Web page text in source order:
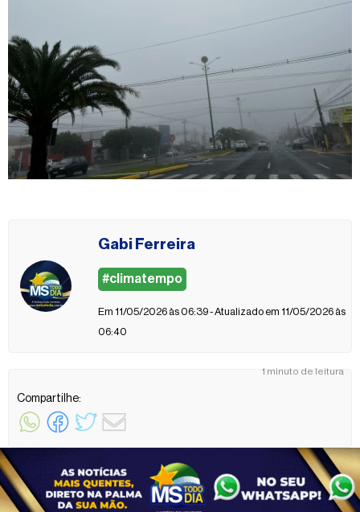
1 minuto de leitura
Gabi Ferreira
#climatempo
Em 11/05/2026 às 06:39 - Atualizado em 11/05/2026 às
06:40
Compartilhe: